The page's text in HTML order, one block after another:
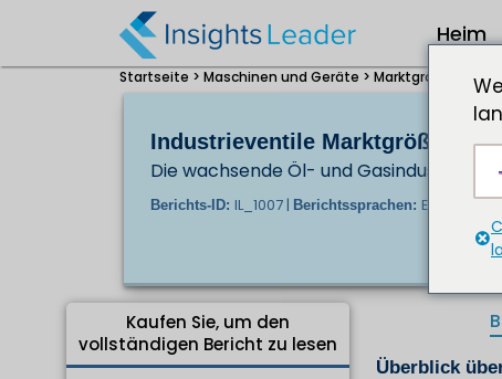
Heim
Startseite > Maschinen und Geräte > Marktgröße für
Industrieventile Marktgröße:
Die wachsende Öl- und Gasindustrie
Berichts-ID: IL_1007 | Berichtssprachen: En/Jp/Fr/
Kaufen Sie, um den
vollständigen Bericht zu lesen
Überblick